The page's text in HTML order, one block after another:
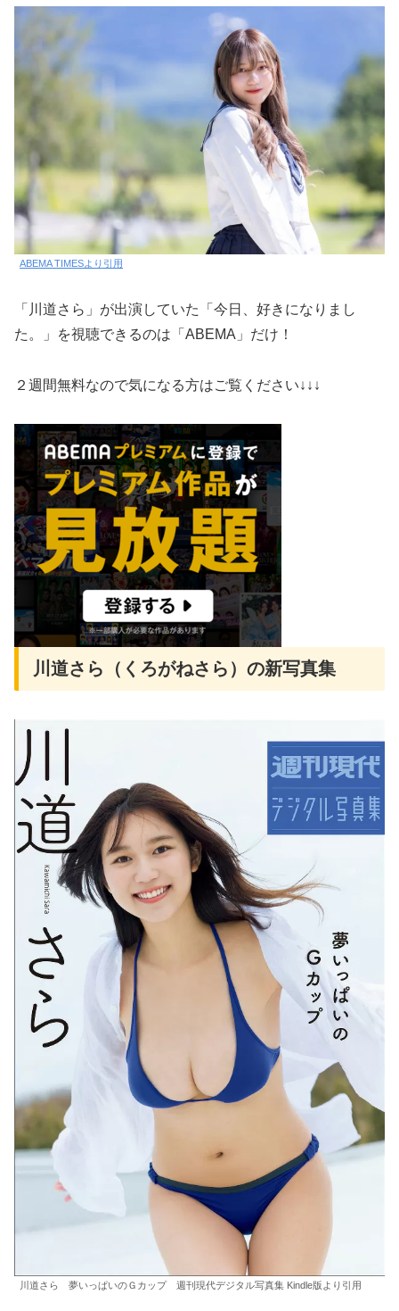
ABEMA TIMESより引用
「川道さら」が出演していた「今日、好きになりまし
た。」を視聴できるのは「ABEMA」だけ！
２週間無料なので気になる方はご覧ください↓↓↓
川道さら（くろがねさら）の新写真集
川道さら 夢いっぱいのＧカップ 週刊現代デジタル写真集 Kindle版より引用